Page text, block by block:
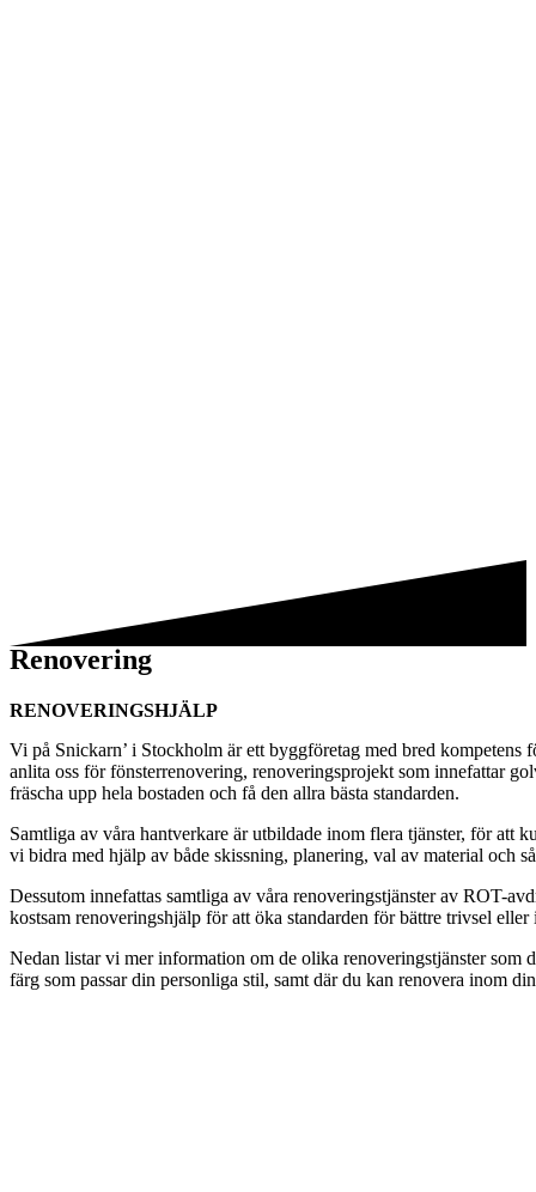
Renovering
RENOVERINGSHJÄLP
Vi på Snickarn’ i Stockholm är ett byggföretag med bred
anlita oss för fönsterrenovering, renoveringsprojekt som innefattar
fräscha upp hela bostaden och få den allra bästa standarden.
Samtliga av våra hantverkare är utbildade inom flera tjänster, för att
vi bidra med hjälp av både skissning, planering, val av material och
Dessutom innefattas samtliga av våra renoveringstjänster av ROT-
kostsam renoveringshjälp för att öka standarden för bättre trivsel
Nedan listar vi mer information om de olika renoveringstjänster som
färg som passar din personliga stil, samt där du kan renovera inom